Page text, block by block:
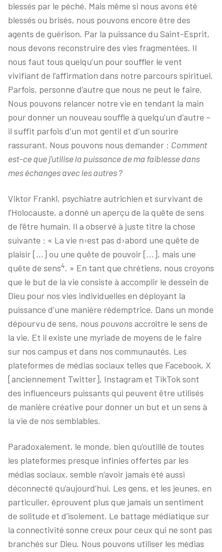
blessés par le péché. Mais même si nous avons été
blessés ou brisés, nous pouvons encore être des
agents de guérison. Par la puissance du Saint-Esprit,
nous devons reconstruire des vies fragmentées. Il
nous faut tous quelqu’un pour souffler le vent
vivifiant de l’affirmation dans notre parcours spirituel.
Parfois, personne d’autre que nous ne peut le faire.
Nous pouvons relancer notre vie en tendant la main
pour donner un nouveau souffle à quelqu’un d’autre –
il suffit parfois d’un mot gentil et d’un sourire
rassurant. Nous pouvons nous demander : Comment
est-ce que j’utilise la puissance de ma faiblesse dans
mes échanges avec les autres ?
Viktor Frankl, psychiatre autrichien et survivant de
l’Holocauste, a donné un aperçu de la quête de sens
de l’être humain. Il a observé à juste titre la chose
suivante : « La vie n›est pas d›abord une quête de
plaisir […] ou une quête de pouvoir […], mais une
quête de sens4. » En tant que chrétiens, nous croyons
que le but de la vie consiste à accomplir le dessein de
Dieu pour nos vies individuelles en déployant la
puissance d’une manière rédemptrice. Dans un monde
dépourvu de sens, nous pouvonsaccroître le sens de
la vie. Et il existe une myriade de moyens de le faire
sur nos campus et dans nos communautés. Les
plateformes de médias sociaux telles que Facebook, X
[anciennement Twitter], Instagram et TikTok sont
des influenceurs puissants qui peuvent être utilisés
de manière créative pour donner un but et un sens à
la vie de nos semblables.
Paradoxalement, le monde, bien qu’outillé de toutes
les plateformes presque infinies offertes par les
médias sociaux, semble n’avoir jamais été aussi
déconnecté qu’aujourd’hui. Les gens, et les jeunes, en
particulier, éprouvent plus que jamais un sentiment
de solitude et d’isolement. Le battage médiatique sur
la connectivité sonne creux pour ceux qui ne sont pas
branchés sur Dieu. Nous pouvons utiliser les médias